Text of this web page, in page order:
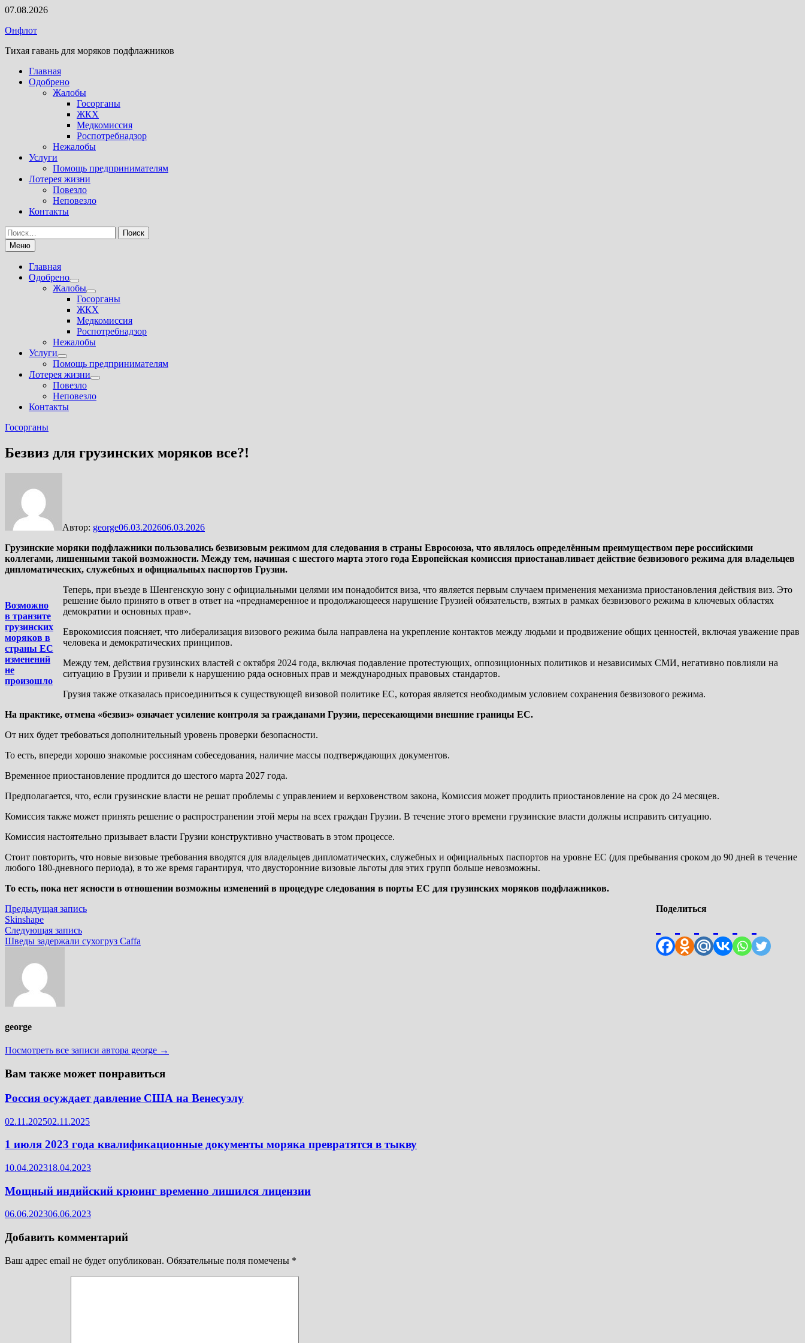
Перейти
содержимому
07.08.2026
Онфлот
Тихая гавань для моряков подфлажников
Главная
Одобрено
Жалобы
Госорганы
ЖКХ
Медкомиссия
Роспотребнадзор
Нежалобы
Услуги
Помощь предпринимателям
Лотерея жизни
Повезло
Неповезло
Контакты
Найти:
Меню
Главная
Одобрено
Показать
подменю
Жалобы
Показать
подменю
Госорганы
ЖКХ
Медкомиссия
Роспотребнадзор
Нежалобы
Услуги
Показать
подменю
Помощь предпринимателям
Лотерея жизни
Показать
Повезло
Неповезло
Контакты
Госорганы
Безвиз для грузинских моряков все?!
Автор: george06.03.202606.03.2026
Грузинские моряки подфлажники пользовались безвизовым режимом для следования в страны Евросоюза, что являлось определённым преимуществом пере российскими
коллегами, лишенными такой возможности. Между тем, начиная с шестого марта этого года Европейская комиссия приостанавливает действие безвизового режима для владельцев
дипломатических, служебных и официальных паспортов Грузии.
Возможно
в транзите
грузинских
моряков в
страны ЕС
изменений
не
произошло
Теперь, при въезде в Шенгенскую зону с официальными целями им понадобится виза, что является первым случаем применения механизма приостановления действия виз. Это
решение было принято в ответ в ответ на «преднамеренное и продолжающееся нарушение Грузией обязательств, взятых в рамках безвизового режима в ключевых областях
демократии и основных прав».
Еврокомиссия поясняет, что либерализация визового режима была направлена на укрепление контактов между людьми и продвижение общих ценностей, включая уважение прав
человека и демократических принципов.
Между тем, действия грузинских властей с октября 2024 года, включая подавление протестующих, оппозиционных политиков и независимых СМИ, негативно повлияли на
ситуацию в Грузии и привели к нарушению ряда основных прав и международных правовых стандартов.
Грузия также отказалась присоединиться к существующей визовой политике ЕС, которая является необходимым условием сохранения безвизового режима.
На практике, отмена «безвиз» означает усиление контроля за гражданами Грузии, пересекающими внешние границы ЕС.
От них будет требоваться дополнительный уровень проверки безопасности.
То есть, впереди хорошо знакомые россиянам собеседования, наличие массы подтверждающих документов.
Временное приостановление продлится до шестого марта 2027 года.
Предполагается, что, если грузинские власти не решат проблемы с управлением и верховенством закона, Комиссия может продлить приостановление на срок до 24 месяцев.
Комиссия также может принять решение о распространении этой меры на всех граждан Грузии. В течение этого времени грузинские власти должны исправить ситуацию.
Комиссия настоятельно призывает власти Грузии конструктивно участвовать в этом процессе.
Стоит повторить, что новые визовые требования вводятся для владельцев дипломатических, служебных и официальных паспортов на уровне ЕС (для пребывания сроком до 90 дней в течение
любого 180-дневного периода), в то же время гарантируя, что двусторонние визовые льготы для этих групп больше невозможны.
То есть, пока нет ясности в отношении возможны изменений в процедуре следования в порты ЕС для грузинских моряков подфлажников.
Поделиться
Навигация
по
записям
Предыдущая записьПредыдущая
Skinshape
Следующая записьСледующая
запись:
Шведы задержали сухогруз Caffa
george
Посмотреть все записи автора george →
Вам также может понравиться
Россия осуждает давление США на Венесуэлу
02.11.202502.11.2025
1 июля 2023 года квалификационные документы моряка превратятся в тыкву
10.04.202318.04.2023
Мощный индийский крюинг временно лишился лицензии
06.06.202306.06.2023
Добавить комментарий
Ваш адрес email не будет опубликован. Обязательные поля помечены *